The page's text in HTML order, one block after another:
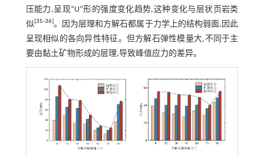
压能力,呈现“U”形的强度变化趋势,这种变化与层状页岩类
似 35-36] 。因为层理和方解石都属于力学上的结构弱面,因此
呈现相似的各向异性特征。但方解石弹性模量大,不同于主
要由黏土矿物形成的层理,导致峰值应力的差异。